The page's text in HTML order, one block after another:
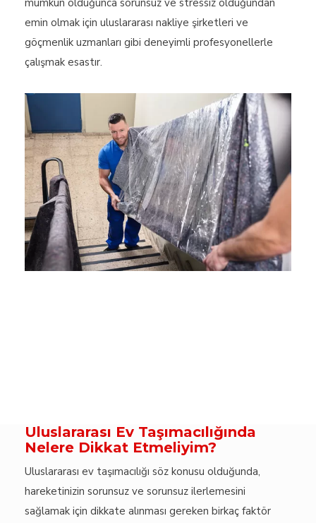
emin olmak için uluslararası nakliye şirketleri ve
göçmenlik uzmanları gibi deneyimli profesyonellerle
çalışmak esastır.
Uluslararası Ev Taşımacılığında
Nelere Dikkat Etmeliyim?
Uluslararası ev taşımacılığı söz konusu olduğunda,
hareketinizin sorunsuz ve sorunsuz ilerlemesini
sağlamak için dikkate alınması gereken birkaç faktör